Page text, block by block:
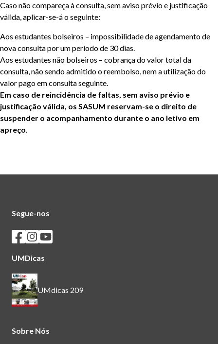
Caso não compareça à consulta, sem aviso prévio e justificação
válida, aplicar-se-á o seguinte:
Aos estudantes bolseiros – impossibilidade de agendamento de
nova consulta por um período de 30 dias.
Aos estudantes não bolseiros – cobrança do valor total da
consulta, não sendo admitido o reembolso, nem a utilização do
valor pago em consulta seguinte.
Em caso de reincidência de faltas, sem aviso prévio e
justificação válida, os SASUM reservam-se o direito de
suspender o acompanhamento durante o ano letivo em
apreço.
Segue-nos
Seguir os SASUM no Facebook
Seguir os SASUM no Instagram
Seguir os SASUM no Youtube
UMDicas
UMdicas 209
Sobre Nós